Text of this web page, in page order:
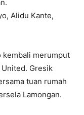
Alidu Kante,
kembali merumput
Gresik
tuan rumah
Lamongan.